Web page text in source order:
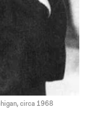
circa 1968